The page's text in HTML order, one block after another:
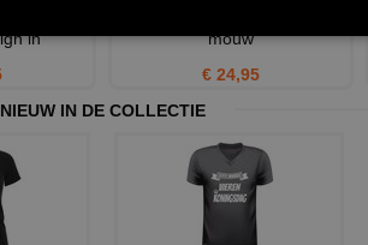
in
mouw
€ 24,95
NIEUW IN DE COLLECTIE